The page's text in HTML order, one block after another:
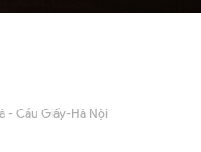
- Cầu Giấy-Hà Nội